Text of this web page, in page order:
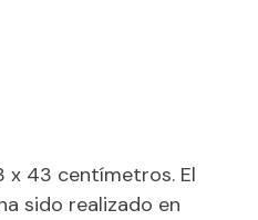
43 centímetros. El
sido realizado en